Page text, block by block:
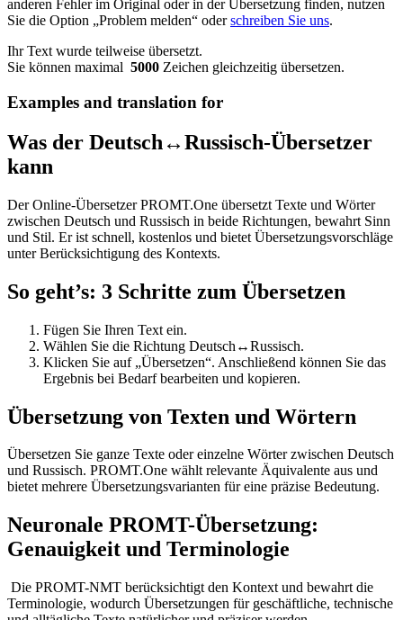
anderen Fehler im Original oder in der Übersetzung finden, nutzen
Sie die Option „Problem melden“ oderschreiben Sie uns.
Ihr Text wurde teilweise übersetzt.
Sie können maximal 5000 Zeichen gleichzeitig übersetzen.
Examples and translation for
Was der Deutsch↔Russisch-Übersetzer
kann
Der Online-Übersetzer PROMT.One übersetzt Texte und Wörter
zwischen Deutsch und Russisch in beide Richtungen, bewahrt Sinn
und Stil. Er ist schnell, kostenlos und bietet Übersetzungsvorschläge
unter Berücksichtigung des Kontexts.
So geht’s: 3 Schritte zum Übersetzen
Fügen Sie Ihren Text ein.
Wählen Sie die Richtung Deutsch↔Russisch.
Klicken Sie auf „Übersetzen“. Anschließend können Sie das
Ergebnis bei Bedarf bearbeiten und kopieren.
Übersetzung von Texten und Wörtern
Übersetzen Sie ganze Texte oder einzelne Wörter zwischen Deutsch
und Russisch. PROMT.One wählt relevante Äquivalente aus und
bietet mehrere Übersetzungsvarianten für eine präzise Bedeutung.
Neuronale PROMT-Übersetzung:
Genauigkeit und Terminologie
Die PROMT-NMT berücksichtigt den Kontext und bewahrt die
Terminologie, wodurch Übersetzungen für geschäftliche, technische